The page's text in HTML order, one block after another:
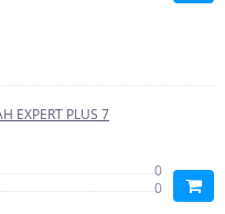
EXPERT PLUS 7
0
0